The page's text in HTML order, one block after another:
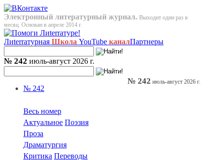
Электронный литературный журнал. Выходит один раз в
месяц. Основан в апреле 2014 г.
Лиterraтурная Школа YouTube каналПартнеры
№ 242 июль-август 2026 г.
№ 242
Весь номер
Актуальное Поэзия
Проза
Драматургия
Критика Переводы
№ 242 июль-август 2026 г.